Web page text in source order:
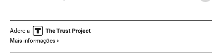
Construção América Empresas
Adere a
Mais informações